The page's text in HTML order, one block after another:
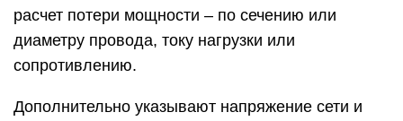
расчет потери мощности – по сечению или
диаметру провода, току нагрузки или
сопротивлению.
Дополнительно указывают напряжение сети и